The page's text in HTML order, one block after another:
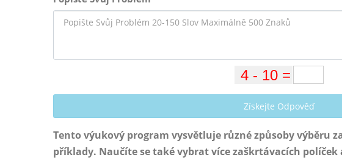
Získejte Odpověď
Tento výukový program vysvětluje různé způsoby výběru
příklady. Naučíte se také vybrat více zaškrtávacích políček